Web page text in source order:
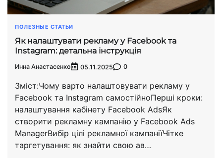
ПОЛЕЗНЫЕ СТАТЬИ
Як налаштувати рекламу у Facebook та
Instagram: детальна інструкція
Инна Анастасенко 05.11.2025 0
Зміст:Чому варто налаштовувати рекламу у
Facebook та Instagram самостійноПерші кроки:
налаштування кабінету Facebook AdsЯк
створити рекламну кампанію у Facebook Ads
ManagerВибір цілі рекламної кампаніїЧітке
таргетування: як знайти свою ав…